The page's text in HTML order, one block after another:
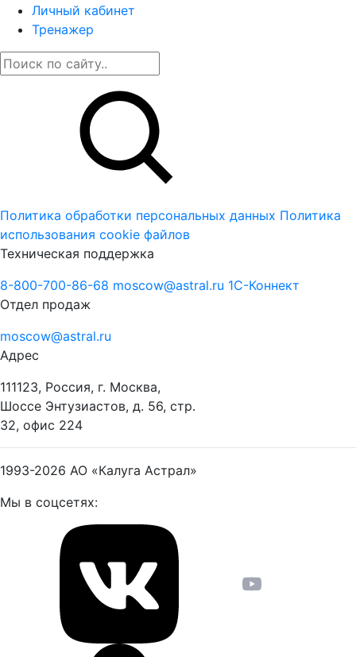
Личный кабинет
Тренажер
Политика обработки персональных данных Политика
использования cookie файлов
Техническая поддержка
8-800-700-86-68 moscow@astral.ru 1С-Коннект
Отдел продаж
moscow@astral.ru
Адрес
111123, Россия, г. Москва,
Шоссе Энтузиастов, д. 56, стр.
32, офис 224
1993-2026 АО «Калуга Астрал»
Мы в соцсетях: